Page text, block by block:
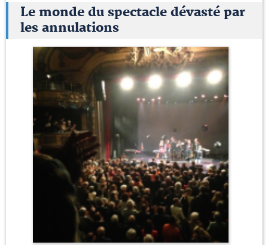
Le monde du spectacle dévasté par
les annulations